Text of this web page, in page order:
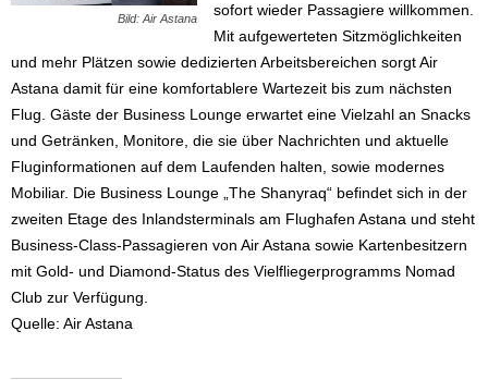
Bild: Air Astana
sofort wieder Passagiere willkommen.
Mit aufgewerteten Sitzmöglichkeiten
und mehr Plätzen sowie dedizierten Arbeitsbereichen sorgt Air
Astana damit für eine komfortablere Wartezeit bis zum nächsten
Flug. Gäste der Business Lounge erwartet eine Vielzahl an Snacks
und Getränken, Monitore, die sie über Nachrichten und aktuelle
Fluginformationen auf dem Laufenden halten, sowie modernes
Mobiliar. Die Business Lounge „The Shanyraq“ befindet sich in der
zweiten Etage des Inlandsterminals am Flughafen Astana und steht
Business-Class-Passagieren von Air Astana sowie Kartenbesitzern
mit Gold- und Diamond-Status des Vielfliegerprogramms Nomad
Club zur Verfügung.
Quelle: Air Astana